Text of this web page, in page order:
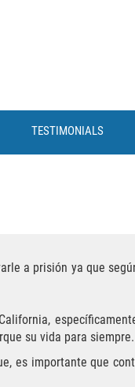
TESTIMONIALS
a prisión ya que
su vida para siempre.
es importante que